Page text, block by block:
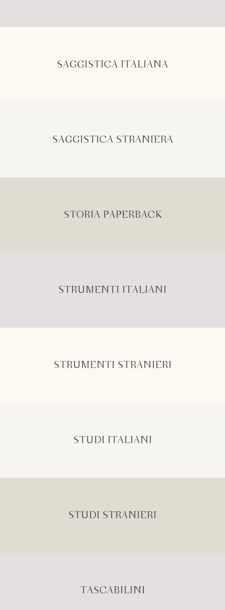
SAGGISTICA ITALIANA
SAGGISTICA STRANIERA
STORIA PAPERBACK
STRUMENTI ITALIANI
STRUMENTI STRANIERI
STUDI ITALIANI
STUDI STRANIERI
TASCABILINI